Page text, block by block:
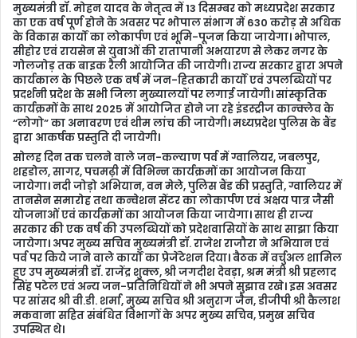
मुख्यमंत्री डॉ. मोहन यादव के नेतृत्व में 13 दिसम्बर को मध्यप्रदेश सरकार
का एक वर्ष पूर्ण होने के अवसर पर भोपाल संभाग में 630 करोड़ से अधिक
के विकास कार्यों का लोकार्पण एवं भूमि-पूजन किया जायेगा। भोपाल,
सीहोर एवं रायसेन से युवाओं की रातापानी अभयारण से लेकर नगर के
गोलजोड़ तक बाइक रैली आयोजित की जायेगी। राज्य सरकार द्वारा अपने
कार्यकाल के पिछले एक वर्ष में जन-हितकारी कार्यों एवं उपलब्धियों पर
प्रदर्शनी प्रदेश के सभी जिला मुख्यालयों पर लगाई जायेगी। सांस्कृतिक
कार्यक्रमों के साथ 2025 में आयोजित होने जा रहे इंडस्ट्रीज कान्क्लेव के
“लोगो” का अनावरण एवं थीम लांच की जायेगी। मध्यप्रदेश पुलिस के बैंड
द्वारा आकर्षक प्रस्तुति दी जायेगी।
सोलह दिन तक चलने वाले जन-कल्याण पर्व में ग्वालियर, जबलपुर,
शहडोल, सागर, पचमढ़ी में विभिन्न कार्यक्रमों का आयोजन किया
जायेगा। नदी जोड़ो अभियान, वन मेले, पुलिस बैंड की प्रस्तुति, ग्वालियर में
तानसेन समारोह तथा कन्वेशन सेंटर का लोकार्पण एवं अक्षय पात्र जैसी
योजनाओं एवं कार्यक्रमों का आयोजन किया जायेगा। साथ ही राज्य
सरकार की एक वर्ष की उपलब्धियों को प्रदेशवासियों के साथ साझा किया
जायेगा। अपर मुख्य सचिव मुख्यमंत्री डॉ. राजेश राजौरा ने अभियान एवं
पर्व पर किये जाने वाले कार्यों का प्रेजेंटेशन दिया। बैठक में वर्चुअल शामिल
हुए उप मुख्यमंत्री डॉ. राजेंद्र शुक्ल, श्री जगदीश देवड़ा, श्रम मंत्री श्री प्रहलाद
सिंह पटेल एवं अन्य जन-प्रतिनिधियों ने भी अपने सुझाव रखे। इस अवसर
पर सांसद श्री वी.डी. शर्मा, मुख्य सचिव श्री अनुराग जैन, डीजीपी श्री कैलाश
मकवाना सहित संबंधित विभागों के अपर मुख्य सचिव, प्रमुख सचिव
उपस्थित थे।